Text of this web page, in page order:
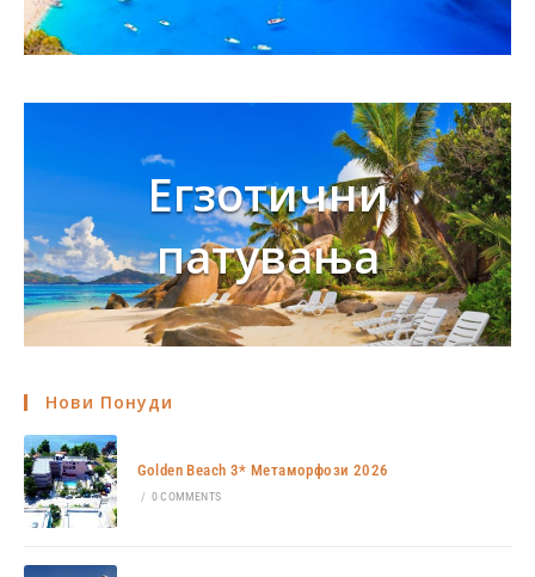
Егзотични
патувања
Нови Понуди
Golden Beach 3* Метаморфози 2026
/ 0 COMMENTS